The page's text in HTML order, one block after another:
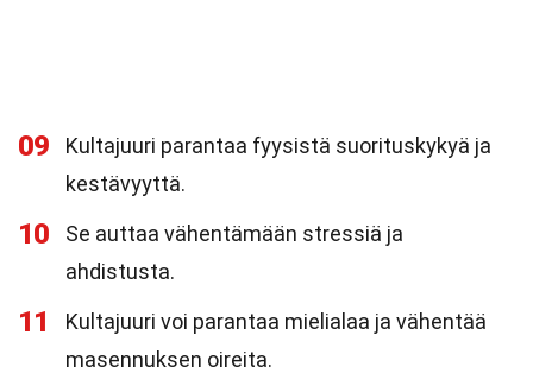
09
Kultajuuri parantaa fyysistä suorituskykyä ja
kestävyyttä.
10
Se auttaa vähentämään stressiä ja
ahdistusta.
11
Kultajuuri voi parantaa mielialaa ja vähentää
masennuksen oireita.